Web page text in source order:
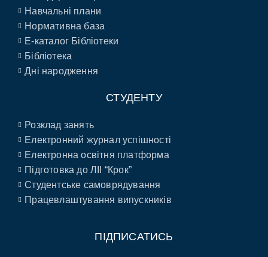
Навчальні плани
Нормативна база
E-каталог Бібліотеки
Бібліотека
Дні народження
СТУДЕНТУ
Розклад занять
Електронний журнал успішності
Електронна освітня платформа
Підготовка до ЛІІ “Крок”
Студентське самоврядування
Працевлаштування випускників
ПІДПИСАТИСЬ